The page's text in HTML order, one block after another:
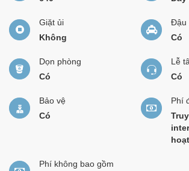
Giặt ủi
Không
Đậu
Có
Dọn phòng
Có
Lễ
Có
Bảo vệ
Có
Phí
hoạt
Phí không bao gồm